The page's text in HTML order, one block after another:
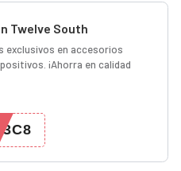
Twelve South
exclusivos en accesorios
¡Ahorra en calidad
K3C8